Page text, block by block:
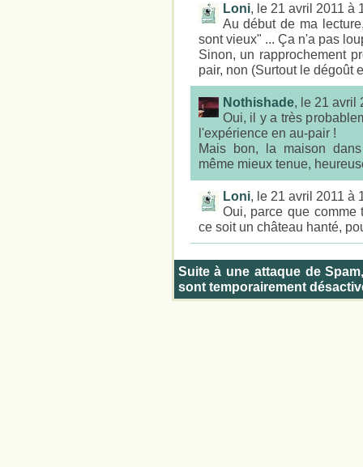
Loni, le 21 avril 2011 à
Au début de ma
sont vieux" ... Ça n'a pas
Sinon, un rapprochement
pair, non (Surtout le dégoût
Nothishade, le 21 avril
Oui, il y a très
l'expérience en au-pair !
Mais bon, la maison
même mieux tenue,
Loni, le 21 avril 2011 à
Oui, parce que
ce soit un château hanté,
Suite à une attaque de
sont temporairement